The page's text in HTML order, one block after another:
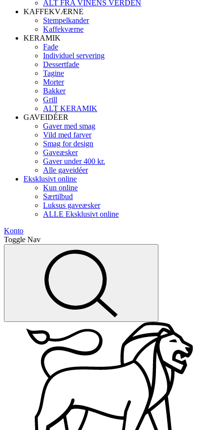
ALT FRA VINENS VERDEN
KAFFEKVÆRNE
Stempelkander
Kaffekværne
KERAMIK
Fade
Individuel servering
Dessertfade
Tagine
Morter
Bakker
Grill
ALT KERAMIK
GAVEIDÉER
Gaver med smag
Vild med farver
Smag for design
Gaveæsker
Gaver under 400 kr.
Alle gaveidéer
Eksklusivt online
Kun online
Særtilbud
Luksus gaveæsker
ALLE Eksklusivt online
Konto
Toggle Nav